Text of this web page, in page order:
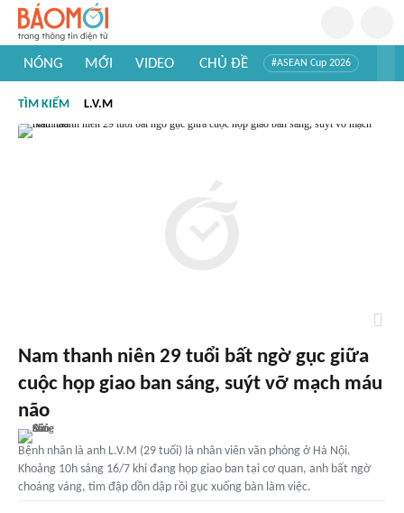
NÓNG MỚI VIDEO CHỦ ĐỀ #ASEAN Cup 2026
#Khám phá thế giới
TÌM KIẾM L.V.M
Nam thanh niên 29 tuổi bất ngờ gục giữa
cuộc họp giao ban sáng, suýt vỡ mạch máu
não
Bệnh nhân là anh L.V.M (29 tuổi) là nhân viên văn phòng ở Hà Nội.
Khoảng 10h sáng 16/7 khi đang họp giao ban tại cơ quan, anh bất ngờ
choáng váng, tim đập dồn dập rồi gục xuống bàn làm việc.